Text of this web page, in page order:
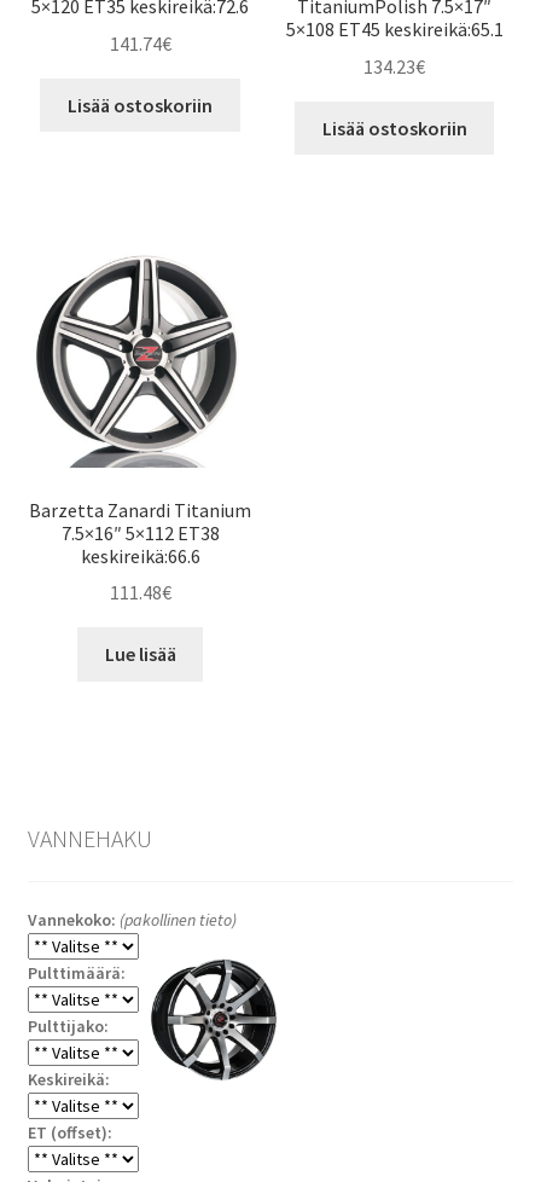
5×120 ET35 keskireikä:72.6
141.74€
Lisää ostoskoriin
TitaniumPolish 7.5×17″
5×108 ET45 keskireikä:65.1
134.23€
Lisää ostoskoriin
Barzetta Zanardi Titanium
7.5×16″ 5×112 ET38
keskireikä:66.6
111.48€
Lue lisää
VANNEHAKU
Vannekoko: (pakollinen tieto)
Pulttimäärä:
Pulttijako:
Keskireikä:
ET (offset):